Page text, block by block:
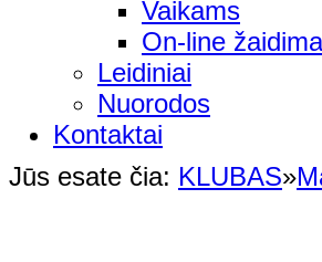
Vaikams
On-line
Leidiniai
Nuorodos
Kontaktai
Jūs esate čia: KLUBAS»